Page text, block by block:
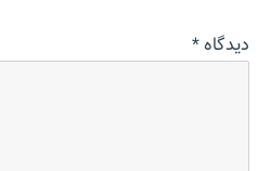
دیدگاه*